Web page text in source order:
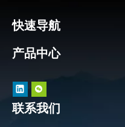
快速导航
产品中心
联系我们